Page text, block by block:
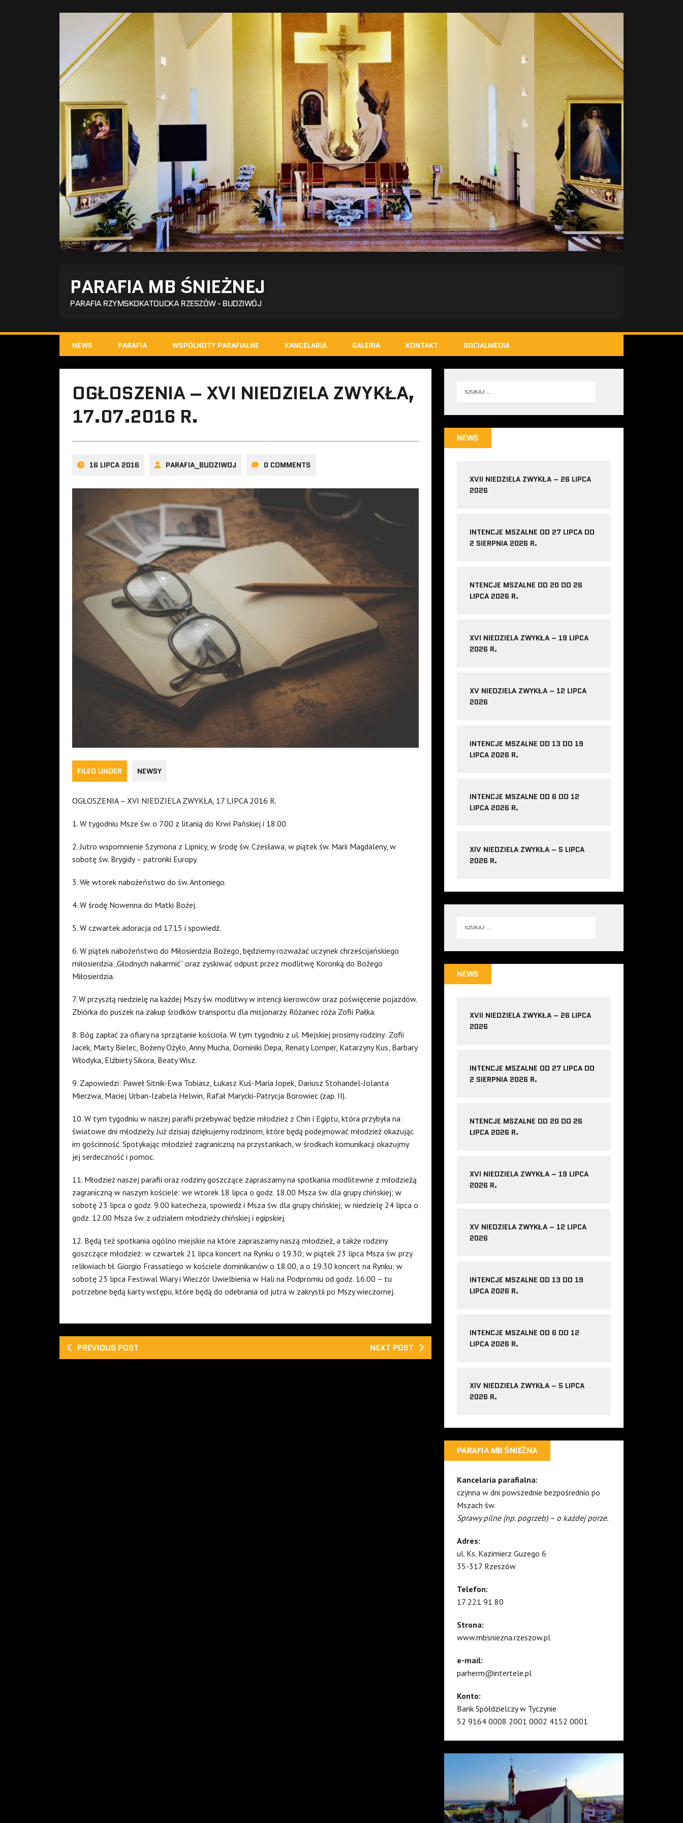
PARAFIA MB ŚNIEŻNEJ
PARAFIA RZYMSKOKATOLICKA RZESZÓW - BUDZIWÓJ
NEWS PARAFIA WSPÓLNOTY PARAFIALNE KANCELARIA GALERIA KONTAKT SOCIALMEDIA
OGŁOSZENIA – XVI NIEDZIELA ZWYKŁA,
17.07.2016 R.
16 LIPCA 2016 PARAFIA_BUDZIWOJ 0 COMMENTS
FILED UNDER NEWSY
OGŁOSZENIA – XVI NIEDZIELA ZWYKŁA, 17 LIPCA 2016 R.
1. W tygodniu Msze św. o 7.00 z litanią do Krwi Pańskiej i 18.00.
2. Jutro wspomnienie Szymona z Lipnicy, w środę św. Czesława, w piątek św. Marii Magdaleny, w
sobotę św. Brygidy – patronki Europy.
3. We wtorek nabożeństwo do św. Antoniego.
4. W środę Nowenna do Matki Bożej.
5. W czwartek adoracja od 17.15 i spowiedź.
6. W piątek nabożeństwo do Miłosierdzia Bożego, będziemy rozważać uczynek chrześcijańskiego
miłosierdzia „Głodnych nakarmić” oraz zyskiwać odpust przez modlitwę Koronką do Bożego
Miłosierdzia.
7. W przyszłą niedzielę na każdej Mszy św. modlitwy w intencji kierowców oraz poświęcenie pojazdów.
Zbiórka do puszek na zakup środków transportu dla misjonarzy. Różaniec róża Zofii Pałka.
8. Bóg zapłać za ofiary na sprzątanie kościoła. W tym tygodniu z ul. Miejskiej prosimy rodziny: Zofii
Jacek, Marty Bielec, Bożeny Ożyło, Anny Mucha, Dominiki Depa, Renaty Lomper, Katarzyny Kus, Barbary
Włodyka, Elżbiety Sikora, Beaty Wisz.
9. Zapowiedzi: Paweł Sitnik-Ewa Tobiasz, Łukasz Kuś-Maria Jopek, Dariusz Stohandel-Jolanta
Mierzwa, Maciej Urban-Izabela Helwin, Rafał Marycki-Patrycja Borowiec (zap. II).
10. W tym tygodniu w naszej parafii przebywać będzie młodzież z Chin i Egiptu, która przybyła na
światowe dni młodzieży. Już dzisiaj dziękujemy rodzinom, które będą podejmować młodzież okazując
im gościnność. Spotykając młodzież zagraniczną na przystankach, w środkach komunikacji okazujmy
jej serdeczność i pomoc.
11. Młodzież naszej parafii oraz rodziny goszczące zapraszamy na spotkania modlitewne z młodzieżą
zagraniczną w naszym kościele: we wtorek 18 lipca o godz. 18.00 Msza św. dla grupy chińskiej; w
sobotę 23 lipca o godz. 9.00 katecheza, spowiedź i Msza św. dla grupy chińskiej; w niedzielę 24 lipca o
godz. 12.00 Msza św. z udziałem młodzieży chińskiej i egipskiej.
12. Będą też spotkania ogólno miejskie na które zapraszamy naszą młodzież, a także rodziny
goszczące młodzież: w czwartek 21 lipca koncert na Rynku o 19.30; w piątek 23 lipca Msza św. przy
relikwiach bł. Giorgio Frassatiego w kościele dominikanów o 18.00, a o 19.30 koncert na Rynku; w
sobotę 23 lipca Festiwal Wiary i Wieczór Uwielbienia w Hali na Podpromiu od godz. 16.00 – tu
potrzebne będą karty wstępu, które będą do odebrania od jutra w zakrystii po Mszy wieczornej.
PREVIOUS POST NEXT POST
NEWS
XVII NIEDZIELA ZWYKŁA – 26 LIPCA
2026
INTENCJE MSZALNE OD 27 LIPCA DO
2 SIERPNIA 2026 R.
NTENCJE MSZALNE OD 20 DO 26
LIPCA 2026 R.
XVI NIEDZIELA ZWYKŁA – 19 LIPCA
2026 R.
XV NIEDZIELA ZWYKŁA – 12 LIPCA
2026
INTENCJE MSZALNE OD 13 DO 19
LIPCA 2026 R.
INTENCJE MSZALNE OD 6 DO 12
LIPCA 2026 R.
XIV NIEDZIELA ZWYKŁA – 5 LIPCA
2026 R.
NEWS
XVII NIEDZIELA ZWYKŁA – 26 LIPCA
2026
INTENCJE MSZALNE OD 27 LIPCA DO
2 SIERPNIA 2026 R.
NTENCJE MSZALNE OD 20 DO 26
LIPCA 2026 R.
XVI NIEDZIELA ZWYKŁA – 19 LIPCA
2026 R.
XV NIEDZIELA ZWYKŁA – 12 LIPCA
2026
INTENCJE MSZALNE OD 13 DO 19
LIPCA 2026 R.
INTENCJE MSZALNE OD 6 DO 12
LIPCA 2026 R.
XIV NIEDZIELA ZWYKŁA – 5 LIPCA
2026 R.
PARAFIA MB ŚNIEŻNA
Kancelaria parafialna:
czynna w dni powszednie bezpośrednio po
Mszach św.
Sprawy pilne (np. pogrzeb) – o każdej porze.
Adres:
ul. Ks. Kazimierz Guzego 6
35-317 Rzeszów
Telefon:
17 221 91 80
Strona:
www.mbsniezna.rzeszow.pl
e-mail:
parherm@intertele.pl
Konto:
Bank Spółdzielczy w Tyczynie
52 9164 0008 2001 0002 4152 0001